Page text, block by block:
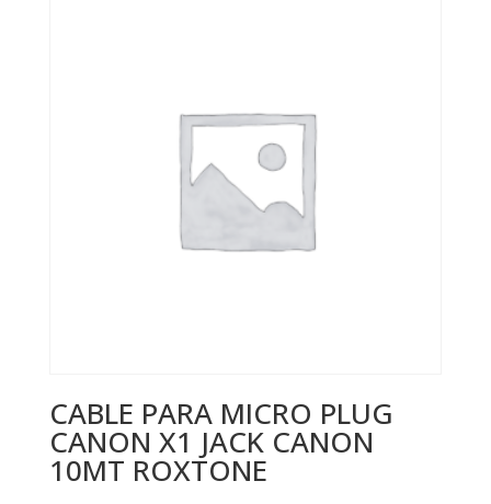
CABLE PARA MICRO PLUG
CANON X1 JACK CANON
10MT ROXTONE